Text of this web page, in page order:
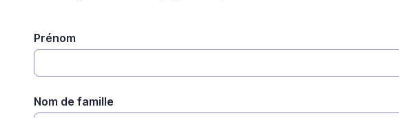
Prénom
Nom de famille